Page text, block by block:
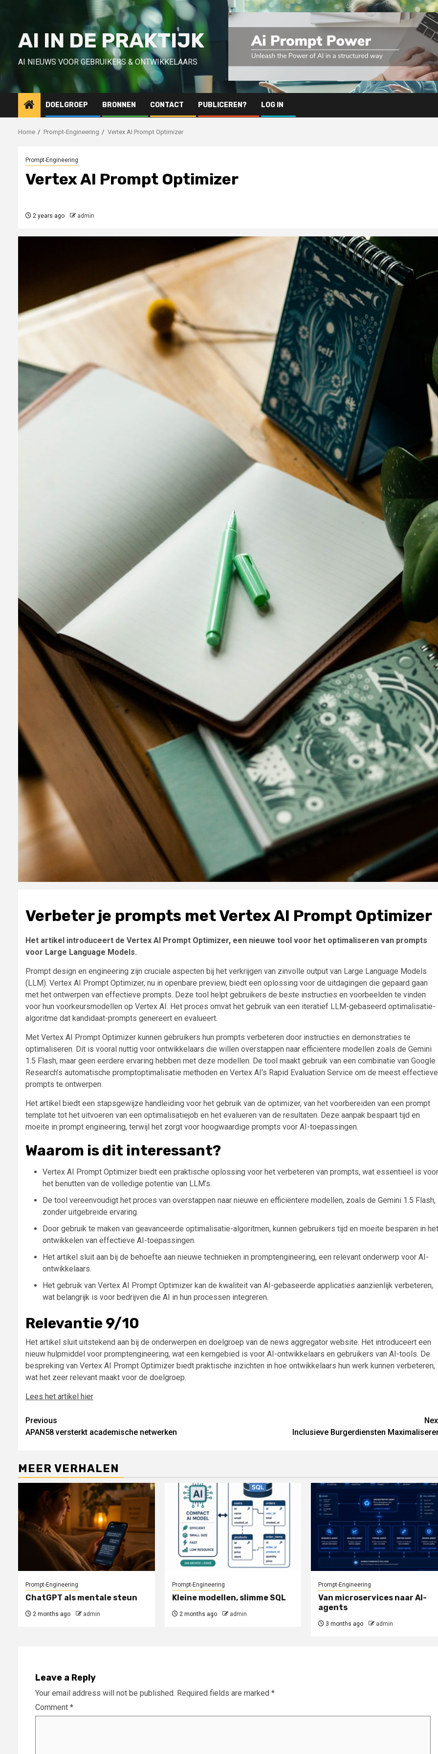
AI IN DE PRAKTIJK
AI NIEUWS VOOR GEBRUIKERS & ONTWIKKELAARS
DOELGROEP BRONNEN CONTACT PUBLICEREN? LOG IN
Home Prompt-Engineering Vertex AI Prompt Optimizer
Prompt-Engineering
Vertex AI Prompt Optimizer
2 years ago admin
Verbeter je prompts met Vertex AI Prompt Optimizer
Het artikel introduceert de Vertex AI Prompt Optimizer, een nieuwe tool voor het optimaliseren van prompts
voor Large Language Models.
Prompt design en engineering zijn cruciale aspecten bij het verkrijgen van zinvolle output van Large Language Models
(LLM). Vertex AI Prompt Optimizer, nu in openbare preview, biedt een oplossing voor de uitdagingen die gepaard gaan
met het ontwerpen van effectieve prompts. Deze tool helpt gebruikers de beste instructies en voorbeelden te vinden
voor hun voorkeursmodellen op Vertex AI. Het proces omvat het gebruik van een iteratief LLM-gebaseerd optimalisatie-
algoritme dat kandidaat-prompts genereert en evalueert.
Met Vertex AI Prompt Optimizer kunnen gebruikers hun prompts verbeteren door instructies en demonstraties te
optimaliseren. Dit is vooral nuttig voor ontwikkelaars die willen overstappen naar efficiëntere modellen zoals de Gemini
1.5 Flash, maar geen eerdere ervaring hebben met deze modellen. De tool maakt gebruik van een combinatie van Google
Research’s automatische promptoptimalisatie methoden en Vertex AI’s Rapid Evaluation Service om de meest effectieve
prompts te ontwerpen.
Het artikel biedt een stapsgewijze handleiding voor het gebruik van de optimizer, van het voorbereiden van een prompt
template tot het uitvoeren van een optimalisatiejob en het evalueren van de resultaten. Deze aanpak bespaart tijd en
moeite in prompt engineering, terwijl het zorgt voor hoogwaardige prompts voor AI-toepassingen.
Waarom is dit interessant?
Vertex AI Prompt Optimizer biedt een praktische oplossing voor het verbeteren van prompts, wat essentieel is voor
het benutten van de volledige potentie van LLM’s.
De tool vereenvoudigt het proces van overstappen naar nieuwe en efficiëntere modellen, zoals de Gemini 1.5 Flash,
zonder uitgebreide ervaring.
Door gebruik te maken van geavanceerde optimalisatie-algoritmen, kunnen gebruikers tijd en moeite besparen in het
ontwikkelen van effectieve AI-toepassingen.
Het artikel sluit aan bij de behoefte aan nieuwe technieken in promptengineering, een relevant onderwerp voor AI-
ontwikkelaars.
Het gebruik van Vertex AI Prompt Optimizer kan de kwaliteit van AI-gebaseerde applicaties aanzienlijk verbeteren,
wat belangrijk is voor bedrijven die AI in hun processen integreren.
Relevantie 9/10
Het artikel sluit uitstekend aan bij de onderwerpen en doelgroep van de news aggregator website. Het introduceert een
nieuw hulpmiddel voor promptengineering, wat een kerngebied is voor AI-ontwikkelaars en gebruikers van AI-tools. De
bespreking van Vertex AI Prompt Optimizer biedt praktische inzichten in hoe ontwikkelaars hun werk kunnen verbeteren,
wat het zeer relevant maakt voor de doelgroep.
Lees het artikel hier
Continue
Reading
Previous
APAN58 versterkt academische netwerken
Inclusieve Burgerdiensten
MEER VERHALEN
Prompt-Engineering
ChatGPT als mentale steun
2 months ago admin
Prompt-Engineering
Kleine modellen, slimme SQL
2 months ago admin
Prompt-Engineering
Van microservices naar AI-
agents
3 months ago admin
Leave a Reply
Your email address will not be published. Required fields are marked *
Comment *